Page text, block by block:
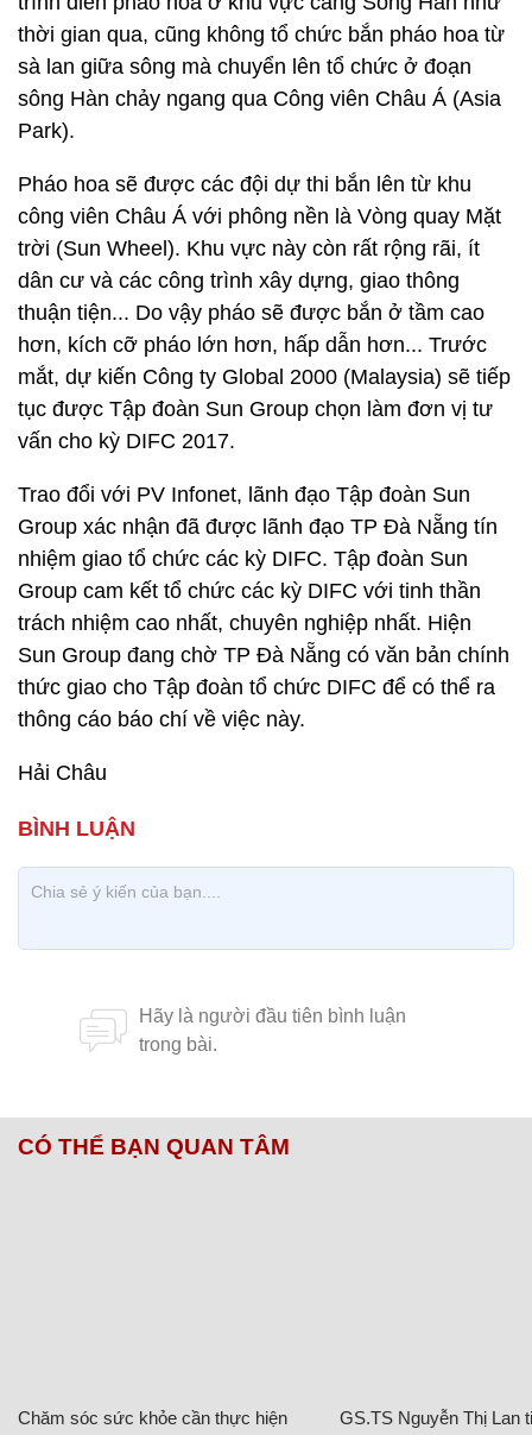
thời gian qua, cũng không tổ chức bắn pháo hoa từ
sà lan giữa sông mà chuyển lên tổ chức ở đoạn
sông Hàn chảy ngang qua Công viên Châu Á (Asia
Park).
Pháo hoa sẽ được các đội dự thi bắn lên từ khu
công viên Châu Á với phông nền là Vòng quay Mặt
trời (Sun Wheel). Khu vực này còn rất rộng rãi, ít
dân cư và các công trình xây dựng, giao thông
thuận tiện... Do vậy pháo sẽ được bắn ở tầm cao
hơn, kích cỡ pháo lớn hơn, hấp dẫn hơn... Trước
mắt, dự kiến Công ty Global 2000 (Malaysia) sẽ tiếp
tục được Tập đoàn Sun Group chọn làm đơn vị tư
vấn cho kỳ DIFC 2017.
Trao đổi với PV Infonet, lãnh đạo Tập đoàn Sun
Group xác nhận đã được lãnh đạo TP Đà Nẵng tín
nhiệm giao tổ chức các kỳ DIFC. Tập đoàn Sun
Group cam kết tổ chức các kỳ DIFC với tinh thần
trách nhiệm cao nhất, chuyên nghiệp nhất. Hiện
Sun Group đang chờ TP Đà Nẵng có văn bản chính
thức giao cho Tập đoàn tổ chức DIFC để có thể ra
thông cáo báo chí về việc này.
Hải Châu
CÓ THỂ BẠN QUAN TÂM
Chăm sóc sức khỏe cần thực hiện
GS.TS Nguyễn Thị Lan